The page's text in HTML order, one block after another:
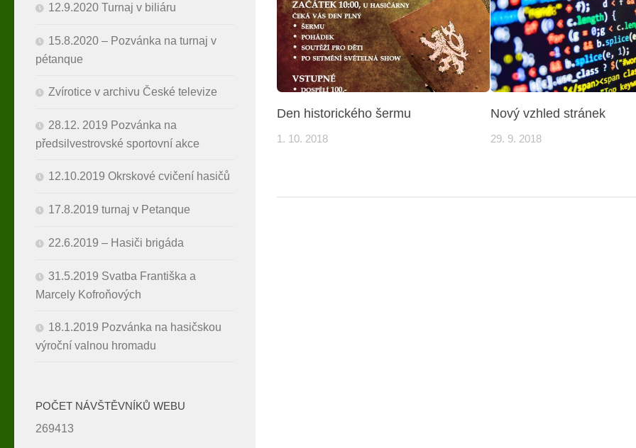
Den historického šermu
1. 10. 2018
Nový vzhled stránek
29. 9. 2018
12.9.2020 Turnaj v biliáru
15.8.2020 – Pozvánka na turnaj v
pétanque
Zvírotice v archivu České televize
28.12. 2019 Pozvánka na
předsilvestrovské sportovní akce
12.10.2019 Okrskové cvičení hasičů
17.8.2019 turnaj v Petanque
22.6.2019 – Hasiči brigáda
31.5.2019 Svatba Františka a
Marcely Kofroňových
18.1.2019 Pozvánka na hasičskou
výroční valnou hromadu
POČET NÁVŠTĚVNÍKŮ WEBU
269413